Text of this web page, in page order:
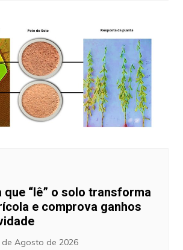
que “lê” o solo transforma
e comprova ganhos
de Agosto de 2026